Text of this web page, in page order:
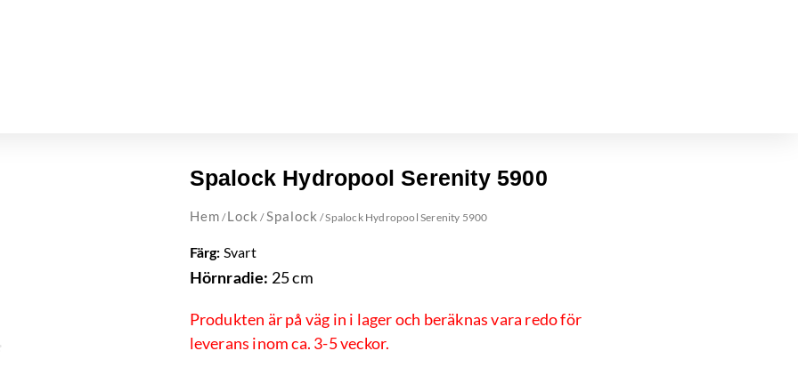
Spalock Hydropool Serenity 5900
Hem /Lock / Spalock / Spalock Hydropool Serenity 5900
Färg: Svart
Hörnradie: 25 cm
Produkten är på väg in i lager och beräknas vara redo för
leverans inom ca. 3-5 veckor.